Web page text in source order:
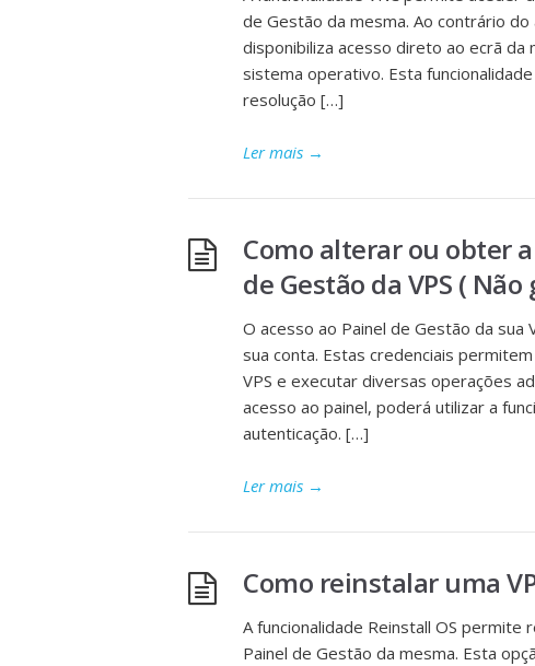
de Gestão da mesma. Ao contrário
disponibiliza acesso direto ao ecrã
sistema operativo. Esta
resolução […]
Ler mais →
Como alterar ou obter
de Gestão da VPS ( Não
O acesso ao Painel de Gestão da sua
sua conta. Estas credenciais
VPS e executar diversas operações
acesso ao painel, poderá utilizar a
autenticação. […]
Ler mais →
Como reinstalar uma
A funcionalidade Reinstall OS
Painel de Gestão da mesma. Esta